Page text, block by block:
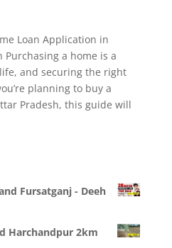
Loan Application in
Purchasing a home is a
and securing the right
planning to buy a
Pradesh, this guide will
Fursatganj - Deeh
Harchandpur 2km